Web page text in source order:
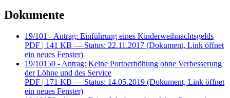
Dokumente
19/101 - Antrag: Einführung eines Kinderweihnachtsgelds
PDF | 141 KB — Status: 22.11.2017 (Dokument, Link öffnet
ein neues Fenster)
19/10150 - Antrag: Keine Portoerhöhung ohne Verbesserung
der Löhne und des Service
PDF | 171 KB — Status: 14.05.2019 (Dokument, Link öffnet
ein neues Fenster)